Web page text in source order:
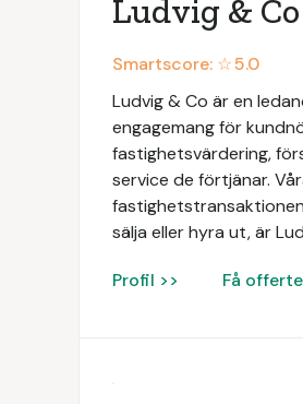
Ludvig & Co
Smartscore: ☆5.0
Ludvig & Co är en
engagemang för
fastighetsvärdering,
service de förtjänar.
sälja eller hyra ut, är
Profil >> Få